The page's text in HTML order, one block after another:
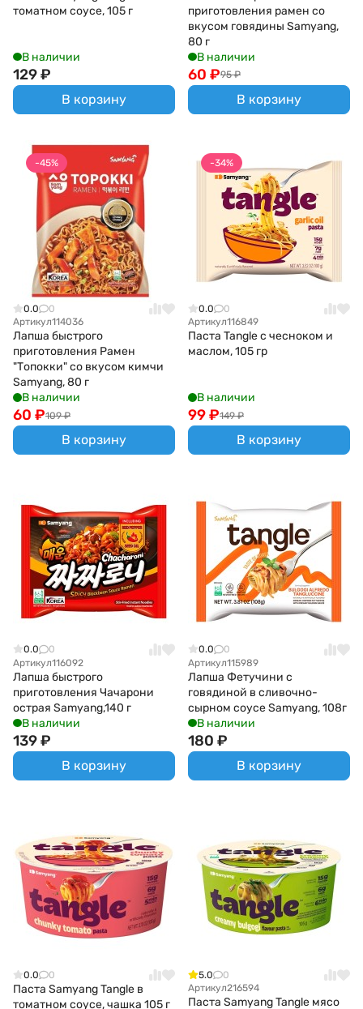
томатном соусе, 105 г
В наличии
129₽
В корзину
приготовления рамен со
вкусом говядины Samyang,
80 г
В наличии
95 ₽
60 ₽
В корзину
-45%
0.0
0
Артикул114036
Лапша быстрого
приготовления Рамен
"Топокки" со вкусом кимчи
Samyang, 80 г
В наличии
109 ₽
60 ₽
В корзину
-34%
0.0
0
Артикул116849
Паста Tangle с чесноком и
маслом, 105 гр
В наличии
149 ₽
99₽
В корзину
0.0
0
Артикул116092
Лапша быстрого
приготовления Чачарони
острая Samyang,140 г
В наличии
139₽
В корзину
0.0
0
Артикул115989
Лапша Фетучини с
говядиной в сливочно-
сырном соусе Samyang, 108г
В наличии
180 ₽
В корзину
0.0 0
Паста Samyang Tangle в
томатном соусе, чашка 105 г
5.0
0
Артикул216594
Паста Samyang Tangle мясо